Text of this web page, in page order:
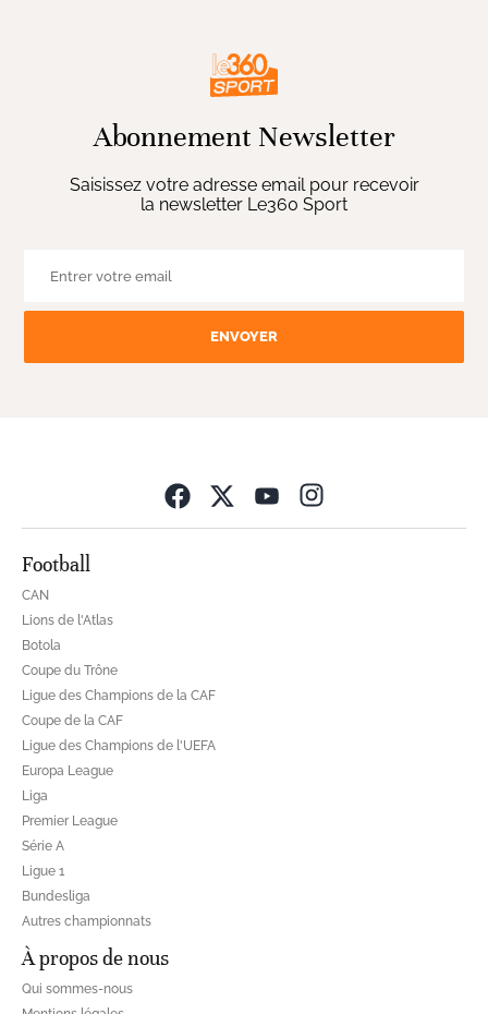
Abonnement Newsletter
Saisissez votre adresse email pour recevoir
la newsletter Le360 Sport
ENVOYER
Football
CAN
Lions de l'Atlas
Botola
Coupe du Trône
Ligue des Champions de la CAF
Coupe de la CAF
Ligue des Champions de l'UEFA
Europa League
Liga
Premier League
Série A
Ligue 1
Bundesliga
Autres championnats
À propos de nous
Qui sommes-nous